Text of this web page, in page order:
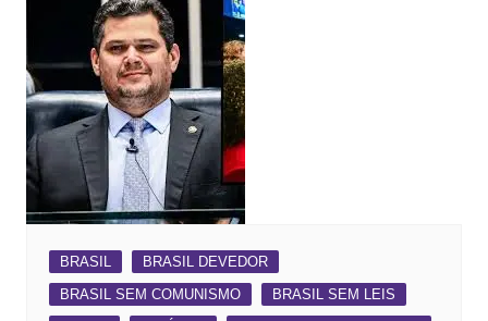
BRASIL
BRASIL DEVEDOR
BRASIL SEM COMUNISMO
BRASIL SEM LEIS